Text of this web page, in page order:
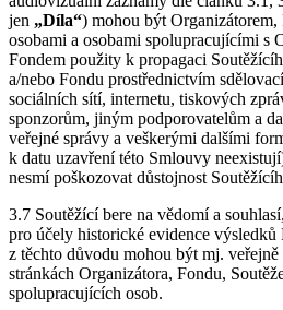
jen „Díla“) mohou být
osobami a osobami spolupracujícími s
Fondem použity k propagaci
a/nebo Fondu prostřednictvím
sociálních sítí, internetu, tiskových
sponzorům, jiným podporovatelům a
veřejné správy a veškerými dalšími
k datu uzavření této Smlouvy
nesmí poškozovat důstojnost
3.7 Soutěžící bere na vědomí a
pro účely historické evidence výsledků
z těchto důvodu mohou být mj.
stránkách Organizátora, Fondu,
spolupracujících osob.